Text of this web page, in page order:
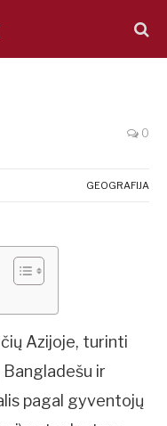
0
GEOGRAFIJA
Azijoje, turinti
Bangladešu ir
pagal gyventojų